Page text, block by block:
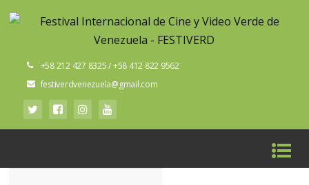
+58 212 427 8325 / +58 412 822 9562
festiverdvenezuela@gmail.com